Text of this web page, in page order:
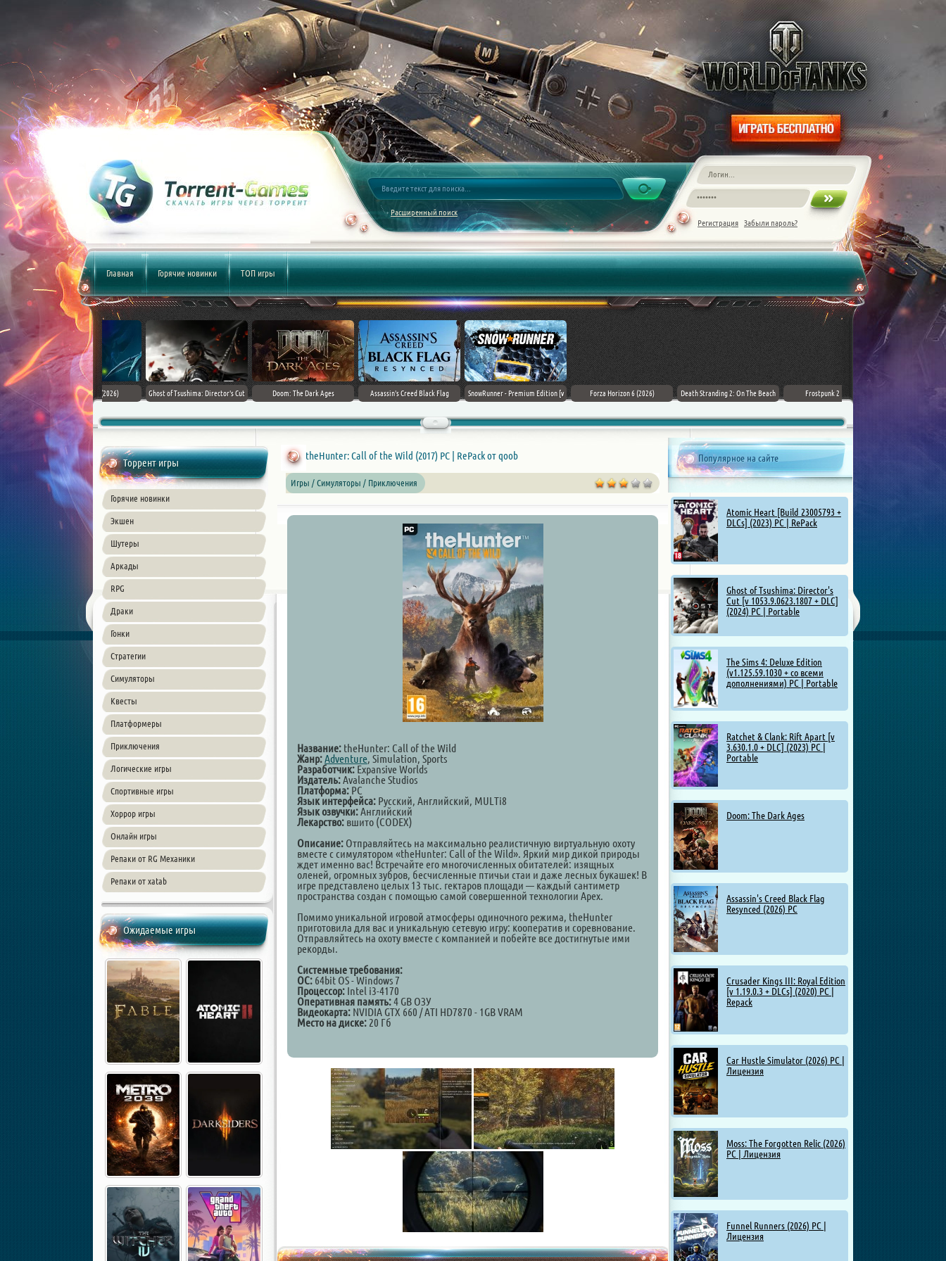
Расширенный поиск
Регистрация
Забыли пароль?
Главная Горячие новинки ТОП игры
Assassin's Creed Black Flag
Resynced (2026) PC
SnowRunner - Premium Edition [v
Forza Horizon 6 (2026) Death Stranding 2: On The Beach Frostpunk 2 [v 1.6.0] Gothic 1 Remake (2026) 007 First Light (2026) PC
ZERO PARADES: For Dead Spies
Mount & Blade II: Bannerlord [v
Торрент игры
Горячие новинки
Экшен
Шутеры
Аркады
RPG
Драки
Гонки
Стратегии
Симуляторы
Квесты
Платформеры
Приключения
Логические игры
Спортивные игры
Хоррор игры
Онлайн игры
Репаки от RG Механики
Репаки от xatab
Ожидаемые игры
Популярное на сайте
Atomic Heart [Build 23005793 +
DLCs] (2023) PC | RePack
Ghost of Tsushima: Director's
Cut [v 1053.9.0623.1807 + DLC]
(2024) PC | Portable
The Sims 4: Deluxe Edition
(v1.125.59.1030 + со всеми
дополнениями) PC | Portable
Ratchet & Clank: Rift Apart [v
3.630.1.0 + DLC] (2023) PC |
Portable
Doom: The Dark Ages
Assassin's Creed Black Flag
Resynced (2026) PC
Crusader Kings III: Royal Edition
[v 1.19.0.3 + DLCs] (2020) PC |
Repack
Car Hustle Simulator (2026) PC |
Лицензия
Moss: The Forgotten Relic (2026)
PC | Лицензия
Funnel Runners (2026) PC |
Лицензия
theHunter: Call of the Wild (2017) PC | RePack от qoob
Игры / Симуляторы / Приключения
Название: theHunter: Call of the Wild
Жанр:Adventure, Simulation, Sports
Разработчик: Expansive Worlds
Издатель:Avalanche Studios
Платформа: PC
Язык интерфейса: Русский, Английский, MULTi8
Язык озвучки:Английский
Лекарство: вшито (CODEX)
Описание: Отправляйтесь на максимально реалистичную виртуальную охоту
вместе с симулятором «theHunter: Call of the Wild». Яркий мир дикой природы
ждет именно вас! Встречайте его многочисленных обитателей: изящных
оленей, огромных зубров, бесчисленные птичьи стаи и даже лесных букашек! В
игре представлено целых 13 тыс. гектаров площади — каждый сантиметр
пространства создан с помощью самой совершенной технологии Apex.
Помимо уникальной игровой атмосферы одиночного режима, theHunter
приготовила для вас и уникальную сетевую игру: кооператив и соревнование.
Отправляйтесь на охоту вместе с компанией и побейте все достигнутые ими
рекорды.
Cистемные требования:
ОС: 64bit OS - Windows 7
Процессор: Intel i3-4170
Оперативная память:4 GB ОЗУ
Видеокарта: NVIDIA GTX 660 / ATI HD7870 - 1GB VRAM
Место на диске: 20 Гб